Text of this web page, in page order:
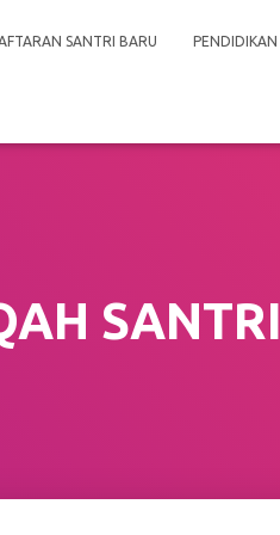
SANTRI BARU PENDIDIKAN
SANTRI